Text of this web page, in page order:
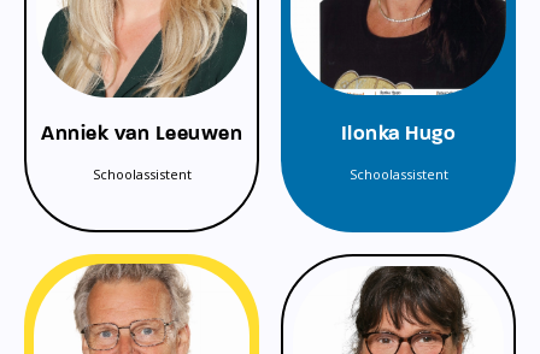
Anniek van Leeuwen
Schoolassistent
Ilonka Hugo
Schoolassistent